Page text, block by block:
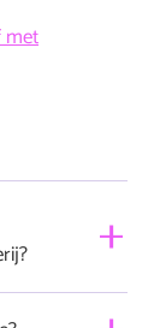
met